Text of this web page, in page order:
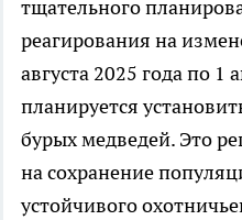
тщательного
реагирования на
августа 2025 года по 1
планируется
бурых медведей. Это
на сохранение
устойчивого